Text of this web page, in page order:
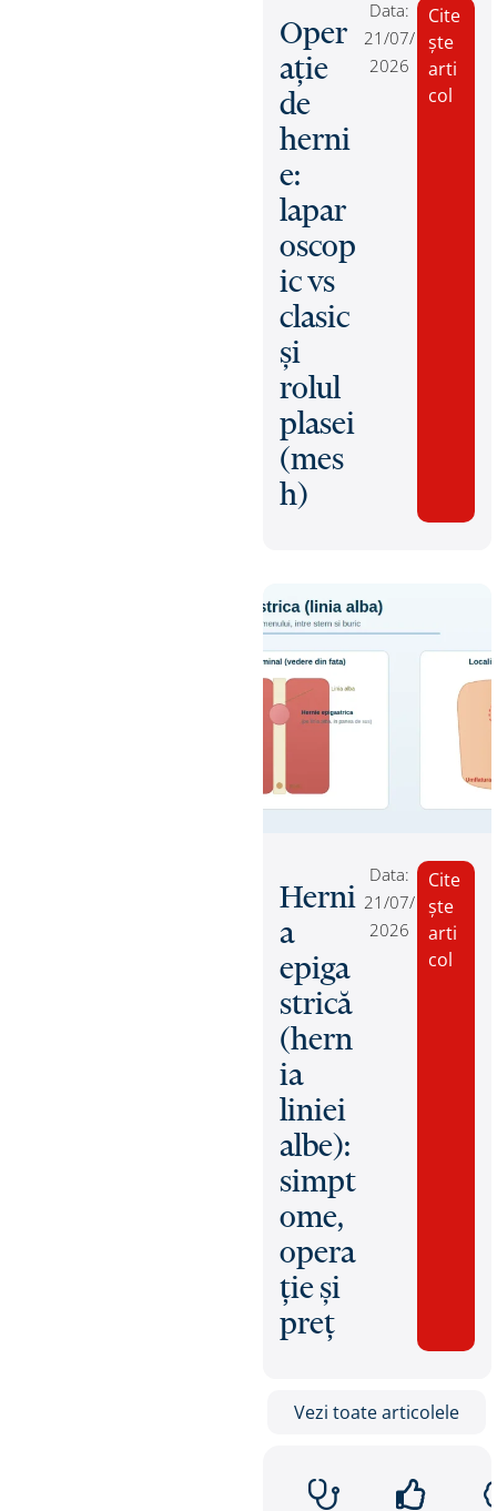
Oper
ație
de
herni
e:
lapar
oscop
ic vs
clasic
și
rolul
plasei
(mes
h)
Data:
21/07/
2026
Cite
ște
arti
col
Herni
a
epiga
strică
(hern
ia
liniei
albe):
simpt
ome,
opera
ție și
preț
Data:
21/07/
2026
Cite
ște
arti
col
Vezi toate articolele